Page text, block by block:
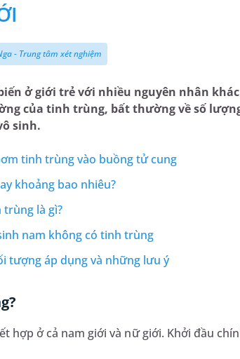
- Trung tâm xét nghiệm
ở giới trẻ với nhiều nguyên nhân
của tinh trùng, bất thường về số
sinh.
tinh trùng vào buồng tử cung
khoảng bao nhiêu?
trùng là gì?
nam không có tinh trùng
tượng áp dụng và những lưu ý
ở cả nam giới và nữ giới. Khởi đầu